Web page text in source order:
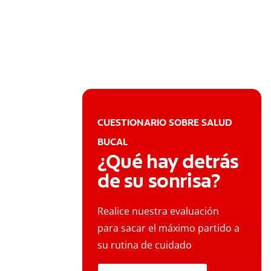
CUESTIONARIO SOBRE SALUD
BUCAL
¿Qué hay detrás
de su sonrisa?
Realice nuestra evaluación
para sacar el máximo partido a
su rutina de cuidado